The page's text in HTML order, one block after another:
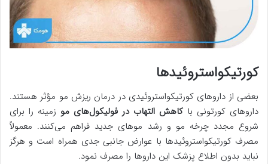
کورتیکواستروئیدها
بعضی از داروهای کورتیکواستروئیدی در درمان ریزش مو مؤثر هستند.
داروهای کورتونی با کاهش التهاب در فولیکول‌های مو زمینه را برای
شروع مجدد چرخه مو و رشد موهای جدید فراهم می‌کنند. معمولاً
مصرف کورتیکواستروئیدها با عوارض جانبی جدی همراه است و هرگز
نباید بدون اطلاع پزشک این داروها را مصرف نمود.